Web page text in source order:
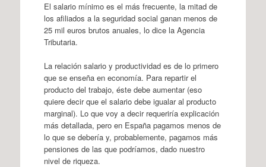
El salario mínimo es el más frecuente, la mitad de
los afiliados a la seguridad social ganan menos de
25 mil euros brutos anuales, lo dice la Agencia
Tributaria.
La relación salario y productividad es de lo primero
que se enseña en economía. Para repartir el
producto del trabajo, éste debe aumentar (eso
quiere decir que el salario debe igualar al producto
marginal). Lo que voy a decir requeriría explicación
más detallada, pero en España pagamos menos de
lo que se debería y, probablemente, pagamos más
pensiones de las que podríamos, dado nuestro
nivel de riqueza.